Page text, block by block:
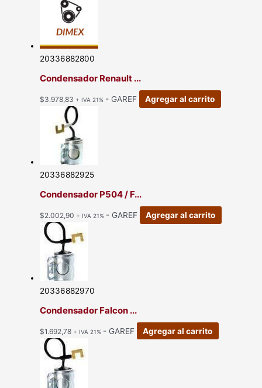
20336882800
Condensador Renault ...
$3.978,83 + IVA 21% - GAREF Agregar al carrito
20336882925
Condensador P504 / F...
$2.002,90 + IVA 21% - GAREF Agregar al carrito
20336882970
Condensador Falcon ...
$1.692,78 + IVA 21% - GAREF Agregar al carrito